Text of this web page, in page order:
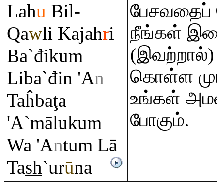
Lahu Bil-
Qawli Kajahri
Ba`đikum
Liba`đin 'An
Taĥbaţa
'A`mālukum
Wa 'Antum Lā
Tash`urūna
பேசவதைப்
நீங்கள்
(இவற்றால்)
கொள்ள
உங்கள்
போகும்.